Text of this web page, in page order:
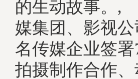
的生动故事。
媒集团、影视
名传媒企业签
拍摄制作合作